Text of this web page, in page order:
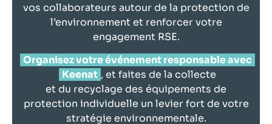
vos collaborateurs autour de la protection de
l’environnement et renforcer votre
engagement RSE.
Organisez votre événement responsable avec
Keenat , et faites de la collecte
et du recyclage des équipements de
protection individuelle un levier fort de votre
stratégie environnementale.